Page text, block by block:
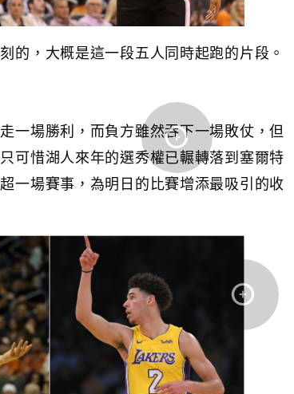
的，大概是這一段五人同時起跑的片段。
一場勝利，而負方雖然吞下一場敗仗，但
可惜湖人來年的選秀權已輾轉落到塞爾特
一場賽事，為明日的比賽增添最吸引的收